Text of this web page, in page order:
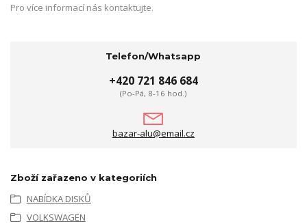
Pro více informací nás kontaktujte.
Telefon/Whatsapp
+420 721 846 684
(Po-Pá, 8-16 hod.)
bazar-alu@email.cz
Zboží zařazeno v kategoriích
NABÍDKA DISKŮ
VOLKSWAGEN